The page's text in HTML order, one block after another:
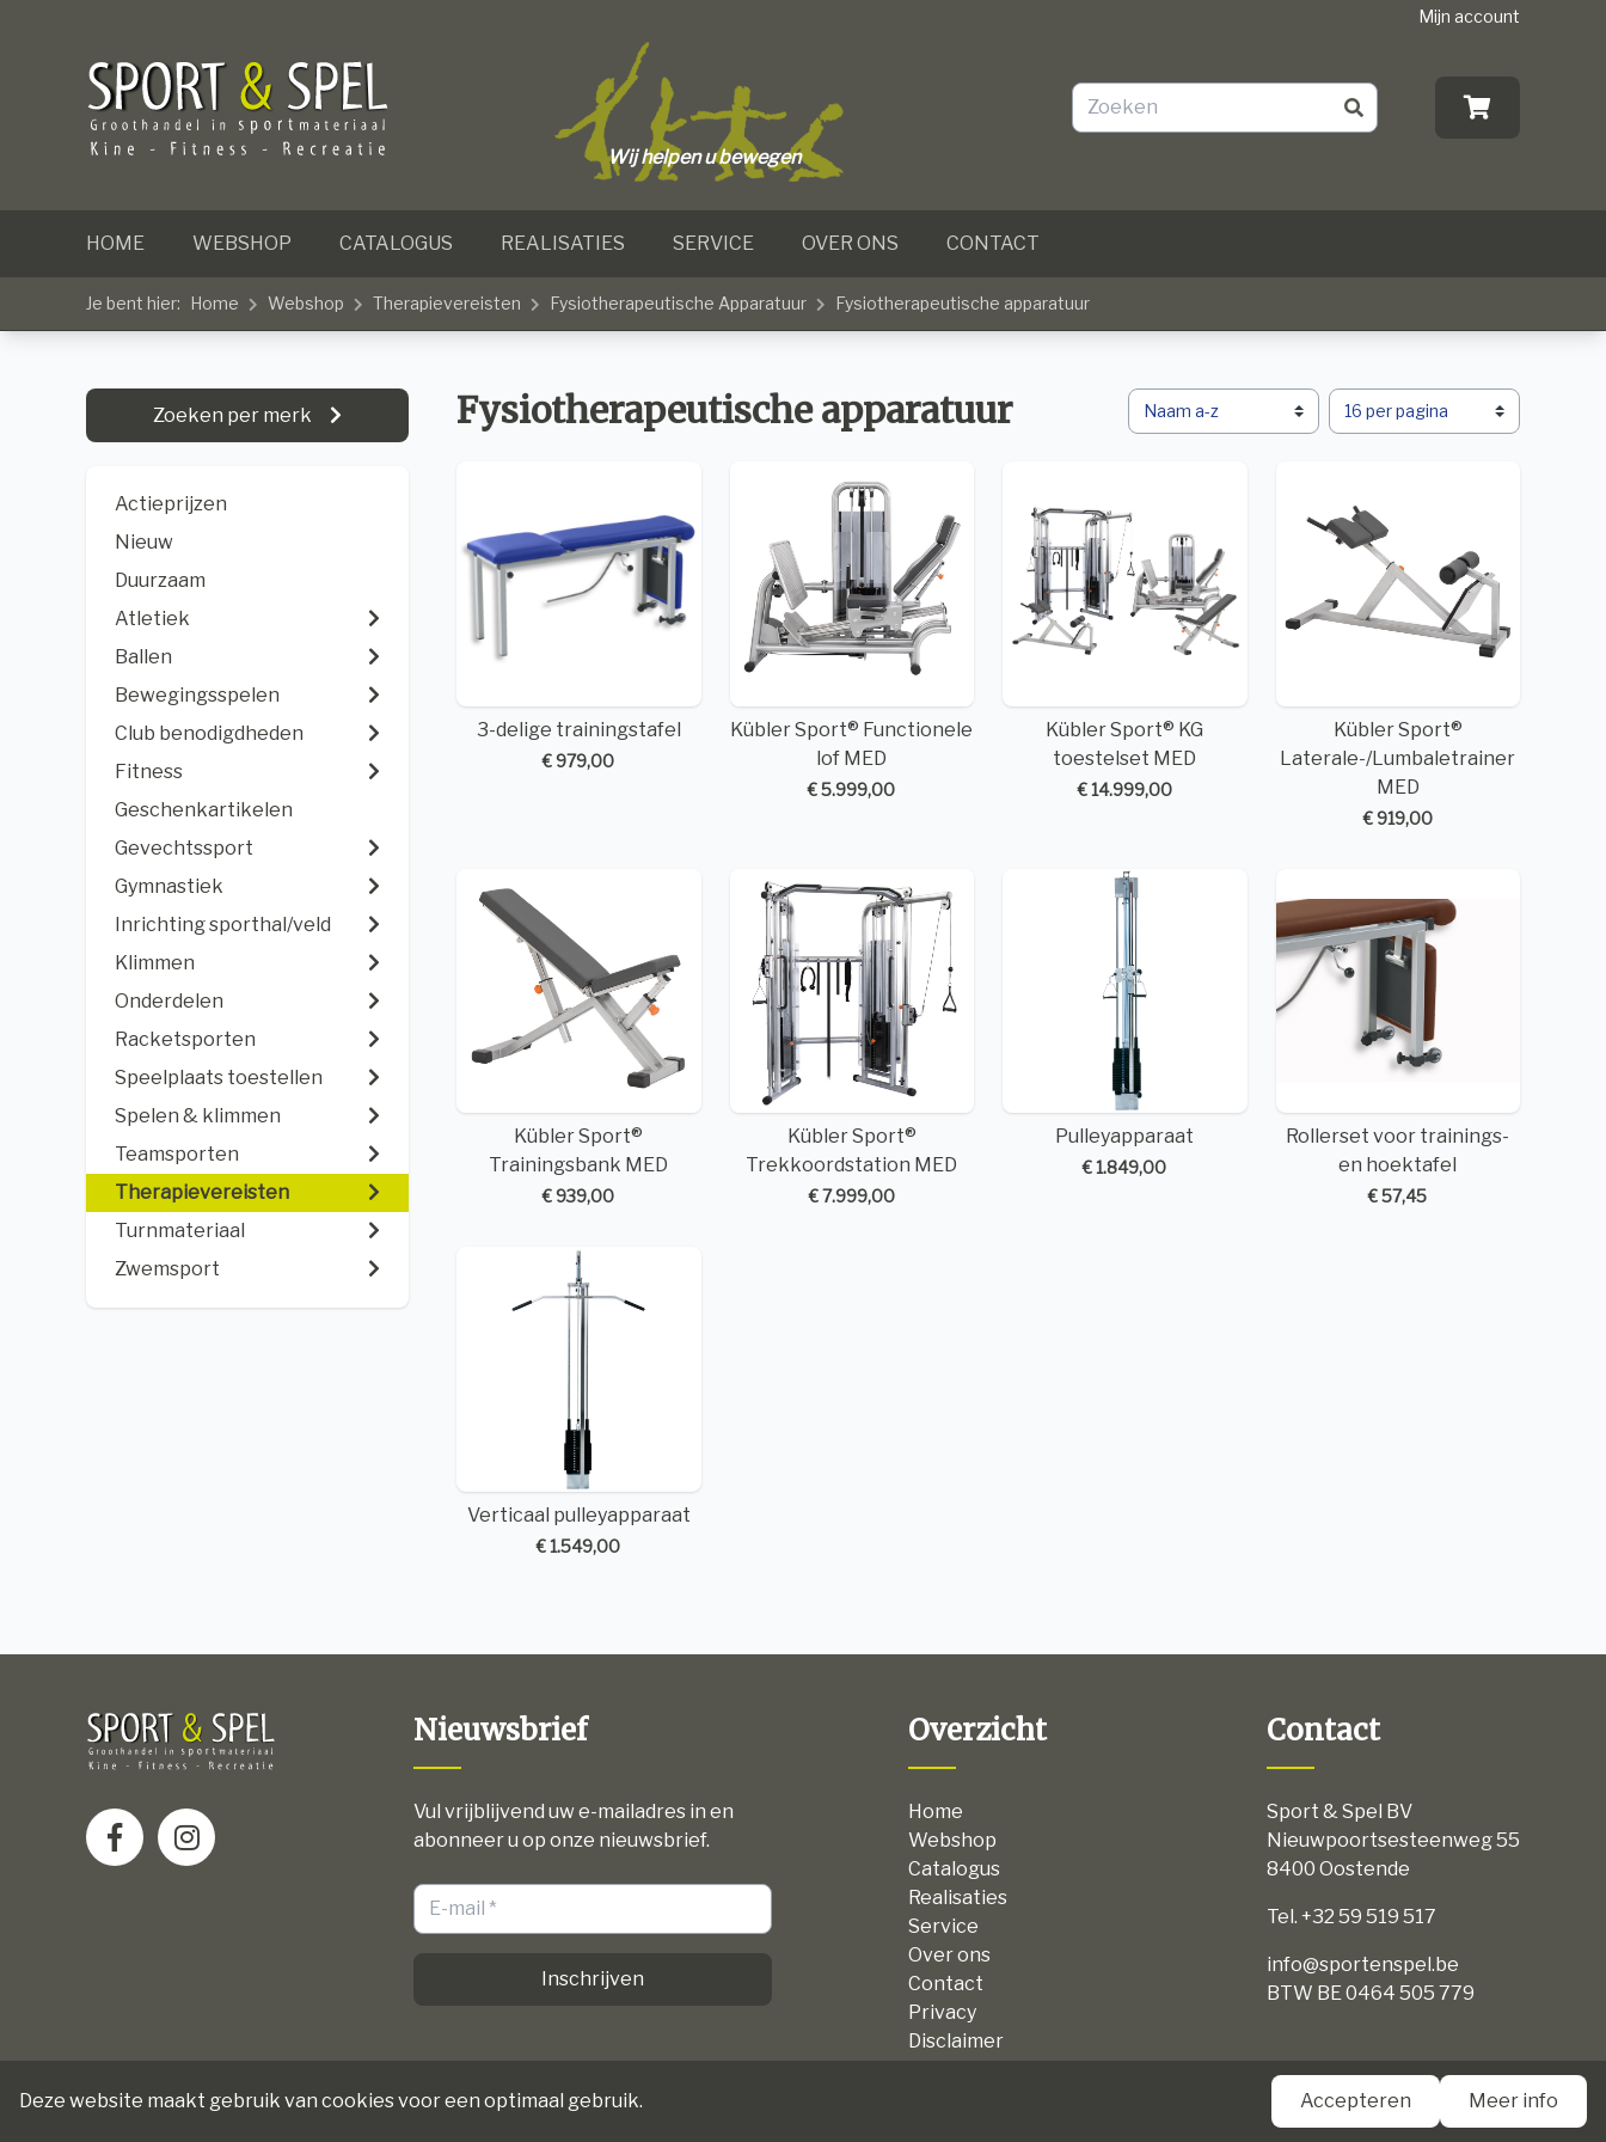
Mijn account
Wij helpen u bewegen
HOME WEBSHOP CATALOGUS REALISATIES SERVICE OVER ONS CONTACT
Je bent hier: Home Webshop Therapievereisten Fysiotherapeutische Apparatuur Fysiotherapeutische apparatuur
Zoeken per merk
Actieprijzen
Nieuw
Duurzaam
Atletiek
Ballen
Bewegingsspelen
Club benodigdheden
Fitness
Geschenkartikelen
Gevechtssport
Gymnastiek
Inrichting sporthal/veld
Klimmen
Onderdelen
Racketsporten
Speelplaats toestellen
Spelen & klimmen
Teamsporten
Therapievereisten
Turnmateriaal
Zwemsport
Fysiotherapeutische apparatuur
3-delige trainingstafel
€ 979,00
Kübler Sport® Functionele
lof MED
€ 5.999,00
Kübler Sport® KG
toestelset MED
€ 14.999,00
Kübler Sport®
Laterale-/Lumbaletrainer
MED
€ 919,00
Kübler Sport®
Trainingsbank MED
€ 939,00
Kübler Sport®
Trekkoordstation MED
€ 7.999,00
Pulleyapparaat
€ 1.849,00
Rollerset voor trainings-
en hoektafel
€ 57,45
Verticaal pulleyapparaat
€ 1.549,00
Nieuwsbrief
Vul vrijblijvend uw e-mailadres in en
abonneer u op onze nieuwsbrief.
Inschrijven
Overzicht
Home
Webshop
Catalogus
Realisaties
Service
Over ons
Contact
Privacy
Disclaimer
Contact
Sport & Spel BV
Nieuwpoortsesteenweg 55
8400 Oostende
Tel. +32 59 519 517
info@sportenspel.be
BTW BE 0464 505 779
Deze website maakt gebruik van cookies voor een optimaal gebruik. Accepteren Meer info